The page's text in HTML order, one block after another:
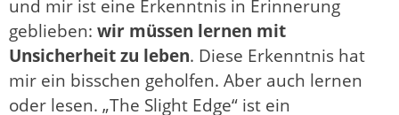
und mir ist eine Erkenntnis in Erinnerung
geblieben: wir müssen lernen mit
Unsicherheit zu leben. Diese Erkenntnis hat
mir ein bisschen geholfen. Aber auch lernen
oder lesen. „The Slight Edge“ ist ein